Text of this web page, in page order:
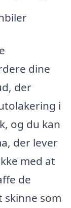
dine
der
i
og du kan
der lever
med at
de
skinne som